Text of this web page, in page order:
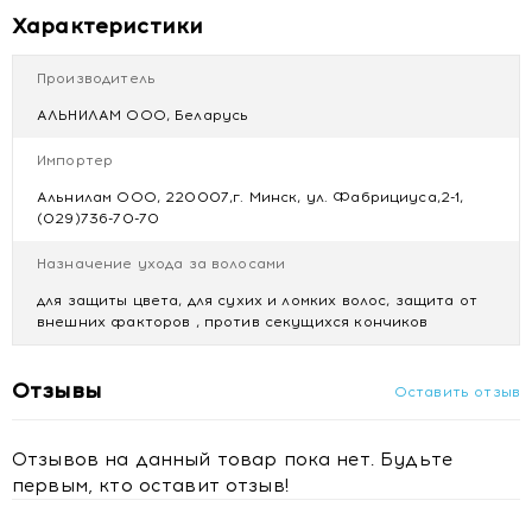
процессе термоукладки.
Масло макадамии глубоко питает и укрепляет
стержень волоса, защищая его от ломкости по всей
Аргинин укрепляет структуру волос, заполняя
шелковистыми, полотно волос - однородным.
Гидролизованный кератин придает волосам
их устойчивость к повреждениям.
Рекомендуется использовать с шампунем
бессульфатным для волос Tashe professional
эффекта.
внешних факторов, защита от ломкости
Характеристики
Производитель
АЛЬНИЛАМ ООО, Беларусь
Импортер
Альнилам ООО, 220007,г. Минск, ул. Фабрициуса,2-1,
(029)736-70-70
Назначение ухода за волосами
для защиты цвета, для сухих и ломких волос, защита от
внешних факторов , против секущихся кончиков
Отзывы Оставить отзыв
Отзывов на данный товар пока нет. Будьте
первым, кто оставит отзыв!